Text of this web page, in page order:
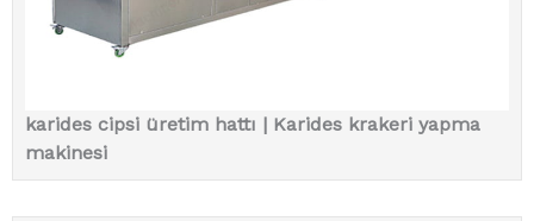
karides cipsi üretim hattı | Karides krakeri yapma
makinesi